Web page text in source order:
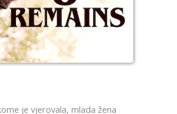
je vjerovala, mlada žena